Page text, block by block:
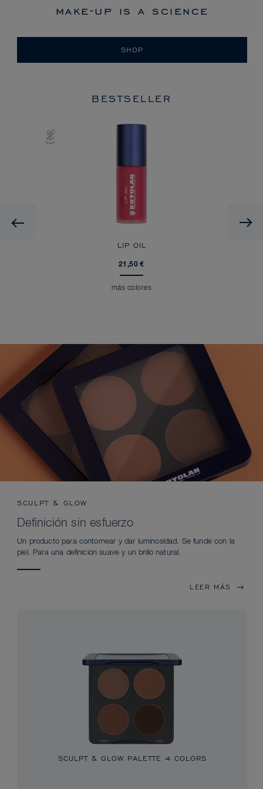
make-up is a science
SHOP
BESTSELLER
Previous
LIP OIL
21,50 €
más colores
SCULPT & GLOW
Definición sin esfuerzo
Un producto para contornear y dar luminosidad. Se funde con la
piel. Para una definición suave y un brillo natural.
LEER MÁS
SCULPT & GLOW PALETTE 4 COLORS